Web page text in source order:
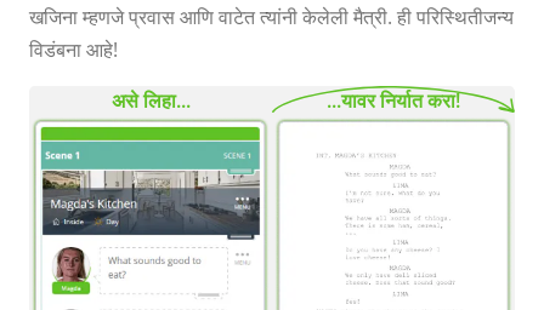
खजिना म्हणजे प्रवास आणि वाटेत त्यांनी केलेली मैत्री. ही परिस्थितीजन्य
विडंबना आहे!
असे लिहा... ...यावर निर्यात करा!